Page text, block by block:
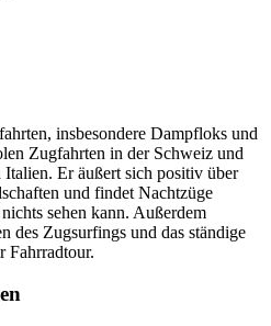
insbesondere Dampfloks und
Zugfahrten in der Schweiz und
Er äußert sich positiv über
und findet Nachtzüge
sehen kann. Außerdem
des Zugsurfings und das ständige
Fahrradtour.